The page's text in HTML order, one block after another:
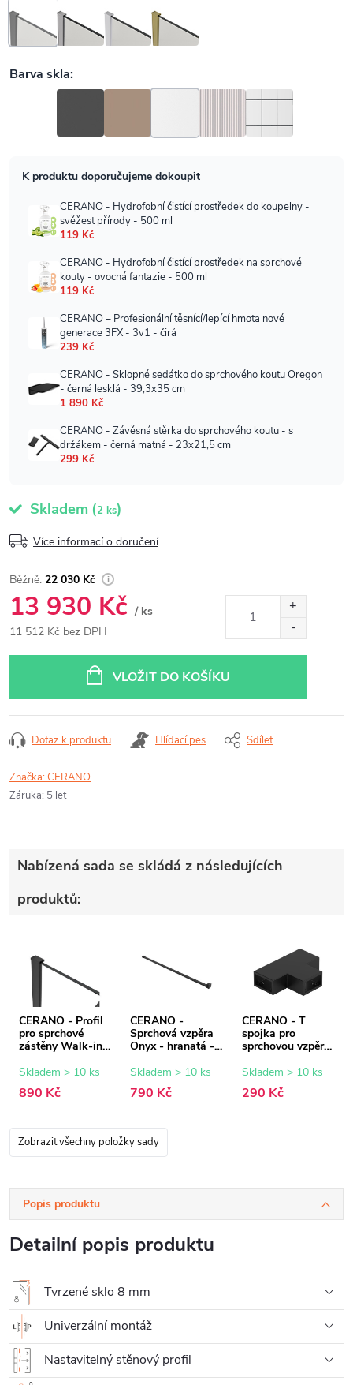
Skladem (2 ks)
Více informací o doručení
22 030 Kč
13 930 Kč / ks
11 512 Kč bez DPH
VLOŽIT DO KOŠÍKU
Dotaz k produktu Hlídací pes Sdílet
Značka:CERANO
Záruka: 5 let
Nabízená sada se skládá z následujících
produktů:
CERANO - Profil
pro sprchové
zástěny Walk-in
černá matná - 15
Skladem > 10 ks
890 Kč
CERANO -
Sprchová vzpěra
Onyx - hranatá -
černá matná -
150 cm
Skladem > 10 ks
790 Kč
CERANO - T
spojka pro
sprchovou vzpěru
- hranatá - černá
matná
Skladem > 10 ks
290 Kč
Zobrazit všechny položky sady
Popis produktu
Detailní popis produktu
Tvrzené sklo 8 mm
Univerzální montáž
Nastavitelný stěnový profil